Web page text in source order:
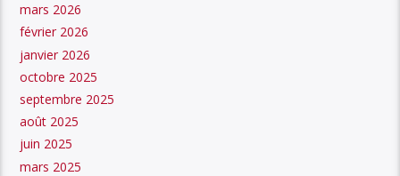
mars 2026
février 2026
janvier 2026
octobre 2025
septembre 2025
août 2025
juin 2025
mars 2025